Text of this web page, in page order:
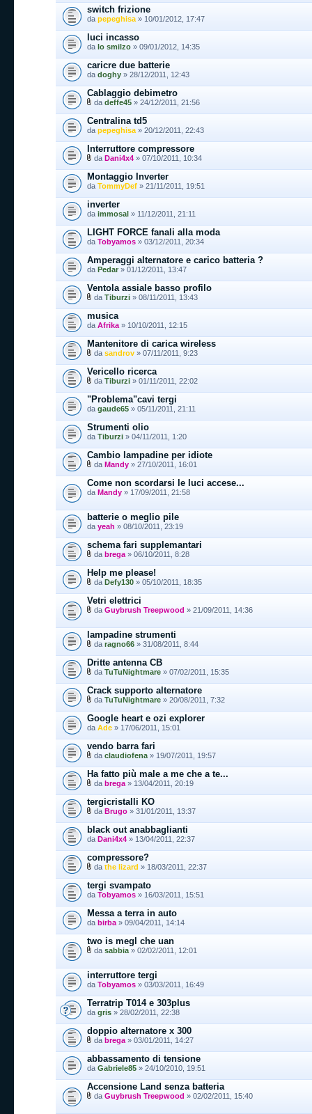
switch frizione
da pepeghisa » 10/01/2012, 17:47
luci incasso
da lo smilzo » 09/01/2012, 14:35
caricre due batterie
da doghy » 28/12/2011, 12:43
Cablaggio debimetro
da deffe45 » 24/12/2011, 21:56
Centralina td5
da pepeghisa » 20/12/2011, 22:43
Interruttore compressore
da Dani4x4 » 07/10/2011, 10:34
Montaggio Inverter
da TommyDef » 21/11/2011, 19:51
inverter
da immosal » 11/12/2011, 21:11
LIGHT FORCE fanali alla moda
da Tobyamos » 03/12/2011, 20:34
Amperaggi alternatore e carico batteria ?
da Pedar » 01/12/2011, 13:47
Ventola assiale basso profilo
da Tiburzi » 08/11/2011, 13:43
musica
da Afrika » 10/10/2011, 12:15
Mantenitore di carica wireless
da sandrov » 07/11/2011, 9:23
Vericello ricerca
da Tiburzi » 01/11/2011, 22:02
"Problema"cavi tergi
da gaude65 » 05/11/2011, 21:11
Strumenti olio
da Tiburzi » 04/11/2011, 1:20
Cambio lampadine per idiote
da Mandy » 27/10/2011, 16:01
Come non scordarsi le luci accese...
da Mandy » 17/09/2011, 21:58
batterie o meglio pile
da yeah » 08/10/2011, 23:19
schema fari supplemantari
da brega » 06/10/2011, 8:28
Help me please!
da Defy130 » 05/10/2011, 18:35
Vetri elettrici
da Guybrush Treepwood » 21/09/2011, 14:36
lampadine strumenti
da ragno66 » 31/08/2011, 8:44
Dritte antenna CB
da TuTuNightmare » 07/02/2011, 15:35
Crack supporto alternatore
da TuTuNightmare » 20/08/2011, 7:32
Google heart e ozi explorer
da Ade » 17/06/2011, 15:01
vendo barra fari
da claudiofena » 19/07/2011, 19:57
Ha fatto più male a me che a te...
da brega » 13/04/2011, 20:19
tergicristalli KO
da Brugo » 31/01/2011, 13:37
black out anabbaglianti
da Dani4x4 » 13/04/2011, 22:37
compressore?
da the lizard » 18/03/2011, 22:37
tergi svampato
da Tobyamos » 16/03/2011, 15:51
Messa a terra in auto
da birba » 09/04/2011, 14:14
two is megl che uan
da sabbia » 02/02/2011, 12:01
interruttore tergi
da Tobyamos » 03/03/2011, 16:49
Terratrip T014 e 303plus
da gris » 28/02/2011, 22:38
doppio alternatore x 300
da brega » 03/01/2011, 14:27
abbassamento di tensione
da Gabriele85 » 24/10/2010, 19:51
Accensione Land senza batteria
da Guybrush Treepwood » 02/02/2011, 15:40